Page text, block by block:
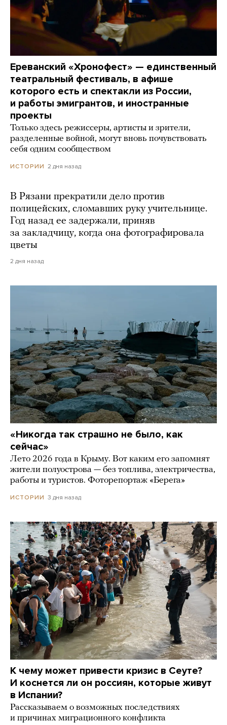
Ереванский «Хронофест» — единственный
театральный фестиваль, в афише
которого есть и спектакли из России,
и работы эмигрантов, и иностранные
проекты
Только здесь режиссеры, артисты и зрители,
разделенные войной, могут вновь почувствовать
себя одним сообществом
ИСТОРИИ 2 дня назад
В Рязани прекратили дело против
полицейских, сломавших руку учительнице.
Год назад ее задержали, приняв
за закладчицу, когда она фотографировала
цветы
2 дня назад
«Никогда так страшно не было, как
сейчас»
Лето 2026 года в Крыму. Вот каким его запомнят
жители полуострова — без топлива, электричества,
работы и туристов. Фоторепортаж «Берега»
ИСТОРИИ 3 дня назад
К чему может привести кризис в Сеуте?
И коснется ли он россиян, которые живут
в Испании?
Рассказываем о возможных последствиях
и причинах миграционного конфликта